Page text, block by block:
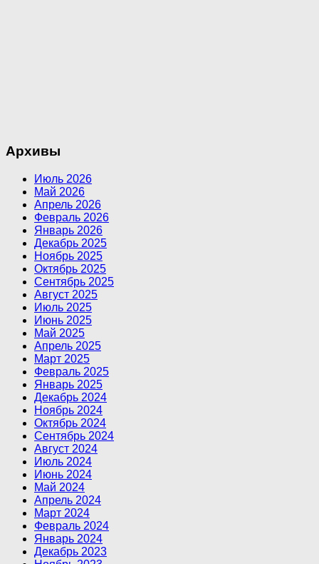
Архивы
Июль 2026
Май 2026
Апрель 2026
Февраль 2026
Январь 2026
Декабрь 2025
Ноябрь 2025
Октябрь 2025
Сентябрь 2025
Август 2025
Июль 2025
Июнь 2025
Май 2025
Апрель 2025
Март 2025
Февраль 2025
Январь 2025
Декабрь 2024
Ноябрь 2024
Октябрь 2024
Сентябрь 2024
Август 2024
Июль 2024
Июнь 2024
Май 2024
Апрель 2024
Март 2024
Февраль 2024
Январь 2024
Декабрь 2023